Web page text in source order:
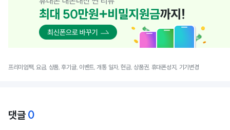
프리미엄팩, 요금, 상품, 후기글, 이벤트, 개통 일자, 현금, 상품권, 휴대폰성지, 기기변경
댓글 0